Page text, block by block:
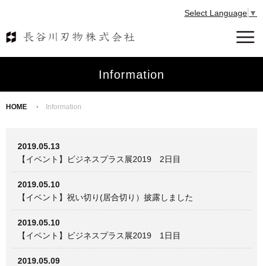
Select Language ▼
Information
HOME Information
2019.05.13
【イベント】ビジネスプラス展2019 2日目
2019.05.10
【イベント】祝い切り(居合切り）披露しました
2019.05.10
【イベント】ビジネスプラス展2019 1日目
2019.05.09